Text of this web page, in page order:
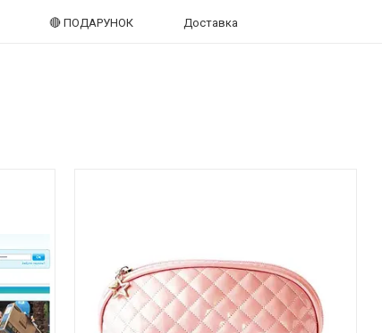
🔴 ПОДАРУНОК Доставка